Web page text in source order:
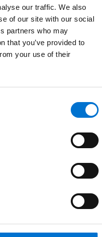
our traffic. We also
of our site with our social
partners who may
that you’ve provided to
your use of their
de votre projet
vous accompagne pas à